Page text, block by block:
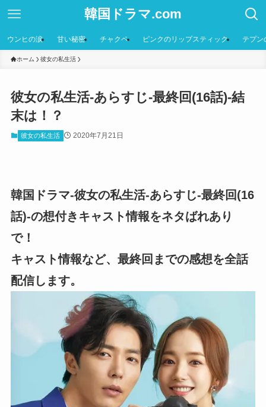
韓国ドラマ.com
ウンヒの涙 甘い秘密 チャクペ ピンクのリップスティック テプン
ホーム 彼女の私生活
彼女の私生活-あらすじ-最終回(16話)-結
末は！？
彼女の私生活 2020年7月21日
韓国ドラマ-彼女の私生活-あらすじ-最終回(16
話)-の想付きキャスト情報をネタばれあり
で！
キャスト情報など、最終回までの感想を全話
配信します。